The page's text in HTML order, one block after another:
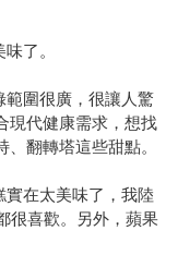
了。
範圍很廣，很讓人驚
現代健康需求，想找
翻轉塔這些甜點。
實在太美味了，我陸
很喜歡。另外，蘋果